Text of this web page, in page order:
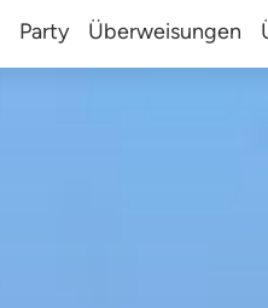
Party Überweisungen